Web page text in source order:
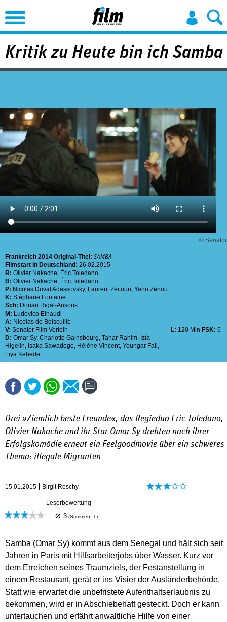
Jump to Navigation
Kritik zu Heute bin ich Samba
© Senator
Frankreich 2014 Original-Titel: SAMBA
Filmstart in Deutschland: 26.02.2015
R: Olivier Nakache, Éric Toledano
B: Olivier Nakache, Éric Toledano
P: Nicolas Duval Adassovsky, Laurent Zeitoun, Yann Zenou
K: Stéphane Fontaine
Sch: Dorian Rigal-Ansous
M: Ludovico Einaudi
A: Nicolas de Boiscuillé
V: Senator Film Verleih L: 120 Min FSK: 6
D: Omar Sy, Charlotte Gainsbourg, Tahar Rahim, Izïa
Higelin, Isaka Sawadogo, Hélène Vincent, Youngar Fall ,
Liya Kebede
Drei »Ziemlich beste Freunde«, das Regieduo Eric Toledano,
Olivier Nakache und ihr Star Omar Sy drehten nach ihrer
Erfolgskomödie erneut ein Feelgoodmovie über ein schweres
Thema: illegale Migranten
15.01.2015 Birgit Roschy
Leserbewertung
⌀ 3 (Stimmen: 1)
Samba (Omar Sy) kommt aus dem Senegal und hält sich seit
Jahren in Paris mit Hilfsarbeiterjobs über Wasser. Kurz vor
dem Erreichen seines Traumziels, der Festanstellung in
einem Restaurant, gerät er ins Visier der Ausländerbehörde.
Statt wie erwartet die unbefristete Aufenthaltserlaubnis zu
bekommen, wird er in Abschiebehaft gesteckt. Doch er kann
untertauchen und erfährt anwaltliche Hilfe von einer